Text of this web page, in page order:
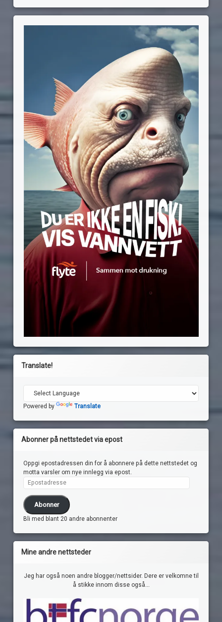
Translate!
Powered by Translate
Abonner på nettstedet via epost
Oppgi epostadressen din for å abonnere på dette nettstedet og
motta varsler om nye innlegg via epost.
Epostadresse
Abonner
Bli med blant 20 andre abonnenter
Mine andre nettsteder
Jeg har også noen andre blogger/nettsider. Dere er velkomne til
å stikke innom disse også...